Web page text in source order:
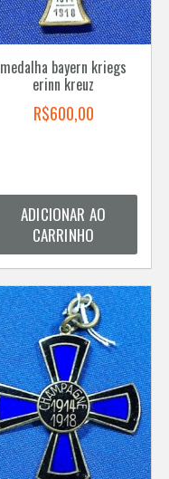
medalha bayern kriegs
erinn kreuz
R$600,00
ADICIONAR AO
CARRINHO